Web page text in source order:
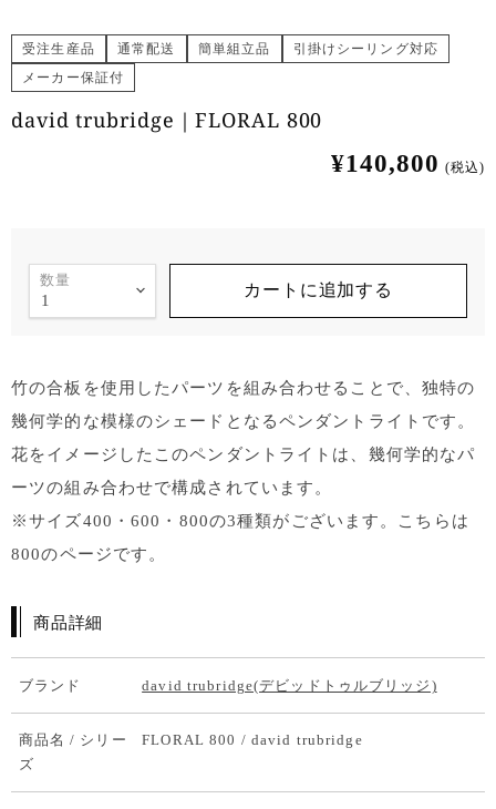
受注生産品 通常配送 簡単組立品
引掛けシーリング対応
メーカー保証付
david trubridge｜FLORAL 800
¥140,800 (税込)
数量 カートに追加する
竹の合板を使用したパーツを組み合わせることで、独特の
幾何学的な模様のシェードとなるペンダントライトです。
花をイメージしたこのペンダントライトは、幾何学的なパ
ーツの組み合わせで構成されています。
※サイズ400・600・800の3種類がございます。こちらは
800のページです。
商品詳細
ブランド david trubridge(デビッドトゥルブリッジ)
商品名 / シリー
ズ
FLORAL 800 / david trubridge